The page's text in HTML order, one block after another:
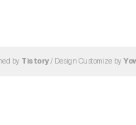
라 한다. (C로쓴자료구조론_351p)
이상의 필드로 된 레코드의 집합 키 :
by Tistory/ Design Customize by